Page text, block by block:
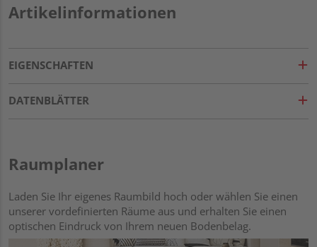
Artikelinformationen
EIGENSCHAFTEN
DATENBLÄTTER
Raumplaner
Laden Sie Ihr eigenes Raumbild hoch oder wählen Sie einen
unserer vordefinierten Räume aus und erhalten Sie einen
optischen Eindruck von Ihrem neuen Bodenbelag.